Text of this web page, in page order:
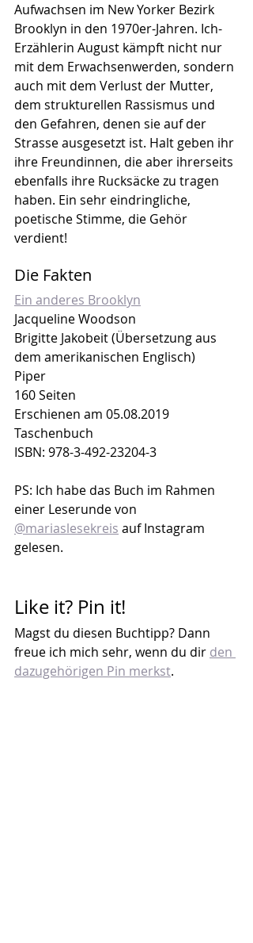
Aufwachsen im New Yorker Bezirk
Brooklyn in den 1970er-Jahren. Ich-
Erzählerin August kämpft nicht nur
mit dem Erwachsenwerden, sondern
auch mit dem Verlust der Mutter,
dem strukturellen Rassismus und
den Gefahren, denen sie auf der
Strasse ausgesetzt ist. Halt geben ihr
ihre Freundinnen, die aber ihrerseits
ebenfalls ihre Rucksäcke zu tragen
haben. Ein sehr eindringliche,
poetische Stimme, die Gehör
verdient!
Die Fakten
Ein anderes Brooklyn
Jacqueline Woodson
Brigitte Jakobeit (Übersetzung aus
dem amerikanischen Englisch)
Piper
160 Seiten
Erschienen am 05.08.2019
Taschenbuch
ISBN: 978-3-492-23204-3
PS: Ich habe das Buch im Rahmen
einer Leserunde von
@mariaslesekreis auf Instagram
gelesen.
Like it? Pin it!
Magst du diesen Buchtipp? Dann
freue ich mich sehr, wenn du dir den
dazugehörigen Pin merkst.